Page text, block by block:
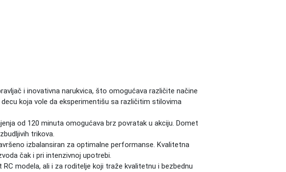
i inovativna narukvica, što omogućava različite načine
koja vole da eksperimentišu sa različitim stilovima
od 120 minuta omogućava brz povratak u akciju. Domet
trikova.
izbalansiran za optimalne performanse. Kvalitetna
čak i pri intenzivnoj upotrebi.
modela, ali i za roditelje koji traže kvalitetnu i bezbednu